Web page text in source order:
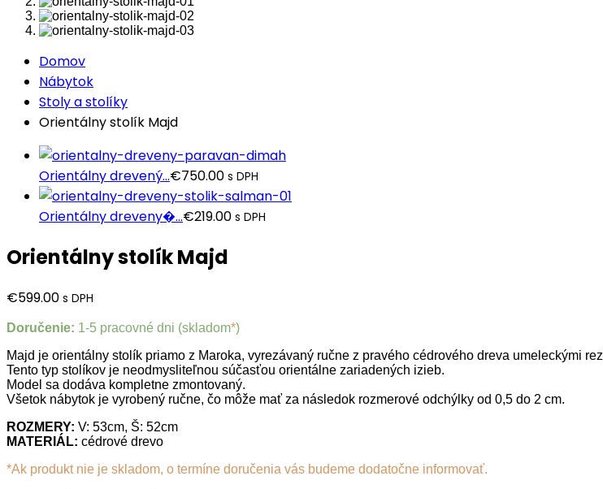
Domov
Nábytok
Stoly a stolíky
Orientálny stolík Majd
Orientálny drevený...€750.00 s DPH
Orientálny dreveny�...€219.00 s DPH
Orientálny stolík Majd
€599.00 s DPH
Doručenie: 1-5 pracovné dni (skladom*)
Majd je orientálny stolík priamo z Maroka, vyrezávaný ručne z pravého cédrového dreva umeleckými
Tento typ stolíkov je neodmysliteľnou súčasťou orientálne zariadených izieb.
Model sa dodáva kompletne zmontovaný.
Všetok nábytok je vyrobený ručne, čo môže mať za následok rozmerové odchýlky od 0,5 do 2 cm.
ROZMERY: V: 53cm, Š: 52cm
MATERIÁL: cédrové drevo
*Ak produkt nie je skladom, o termíne doručenia vás budeme dodatočne informovať.